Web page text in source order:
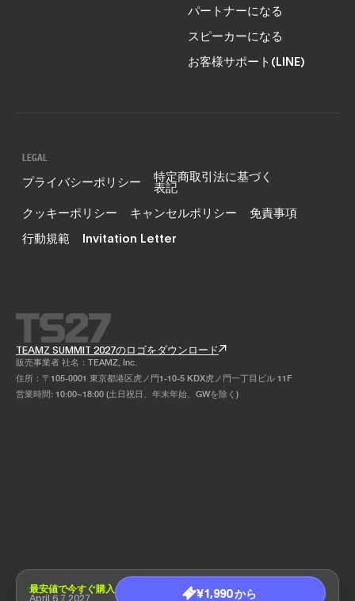
最安値で今すぐ購入
April 6,7 2027
¥1,990 から
パートナーになる
スピーカーになる
お客様サポート(LINE)
LEGAL
プライバシーポリシー 特定商取引法に基づく
表記
クッキーポリシー
キャンセルポリシー
免責事項
行動規範
Invitation Letter
TEAMZ SUMMIT 2027のロゴをダウンロード
販売事業者 社名：TEAMZ, Inc.
住所：〒105-0001 東京都港区虎ノ門1-10-5 KDX虎ノ門一丁目ビル 11F
営業時間: 10:00~18:00 (土日祝日、年末年始、GWを除く)